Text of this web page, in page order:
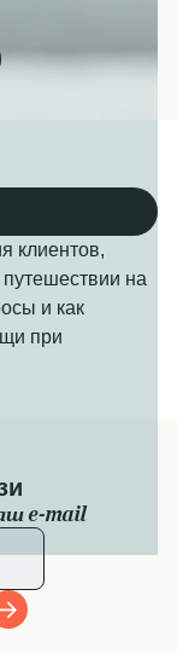
клиентов,
на
и как
при
e-mail